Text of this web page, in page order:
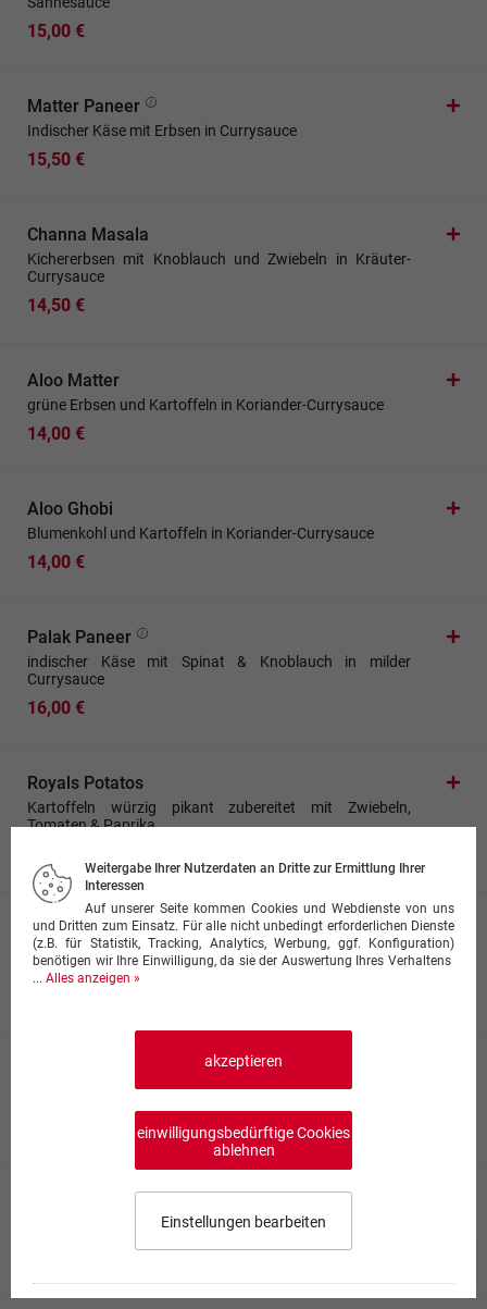
15,00 €
Matter Paneer
Indischer Käse mit Erbsen in Currysauce
15,50 €
Channa Masala
Kichererbsen mit Knoblauch und Zwiebeln in Kräuter-
Currysauce
14,50 €
Aloo Matter
grüne Erbsen und Kartoffeln in Koriander-Currysauce
14,00 €
Aloo Ghobi
Blumenkohl und Kartoffeln in Koriander-Currysauce
14,00 €
Palak Paneer
indischer Käse mit Spinat & Knoblauch in milder
Currysauce
16,00 €
Royals Potatos
Kartoffeln würzig pikant zubereitet mit Zwiebeln,
Tomaten & Paprika
Bindi Masala
Okragemüse mit Tomaten, Zwiebeln & Paprika in
Currysauce
Paneer mit Paprika und Zwiebelnin Currysauce
Weitergabe Ihrer Nutzerdaten an Dritte zur Ermittlung Ihrer
Interessen
Auf unserer Seite kommen Cookies und Webdienste von uns
und Dritten zum Einsatz. Für alle nicht unbedingt erforderlichen Dienste
(z.B. für Statistik, Tracking, Analytics, Werbung, ggf. Konfiguration)
benötigen wir Ihre Einwilligung, da sie der Auswertung Ihres Verhaltens
... Alles anzeigen »
akzeptieren
einwilligungsbedürftige Cookies
ablehnen
Einstellungen bearbeiten